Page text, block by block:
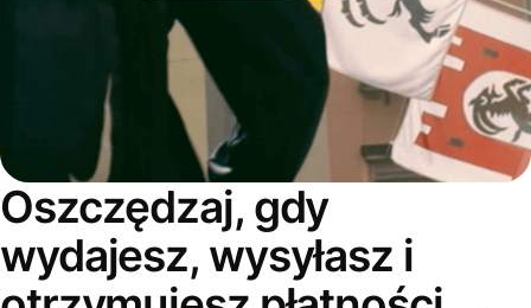
Oszczędzaj, gdy
wydajesz, wysyłasz i